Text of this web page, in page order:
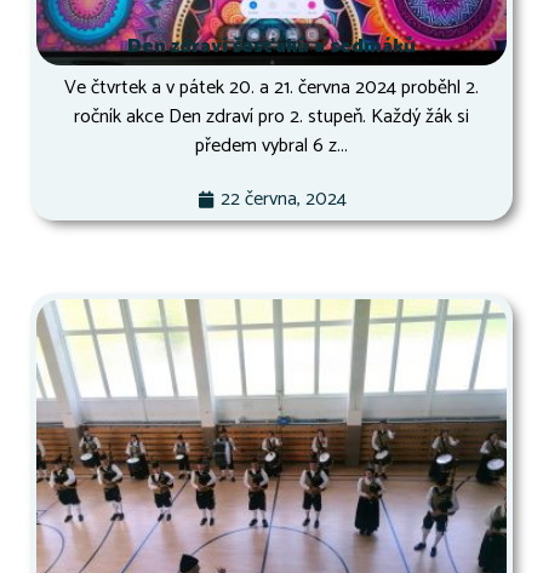
Den zdraví šesťáků a sedmáků
Ve čtvrtek a v pátek 20. a 21. června 2024 proběhl 2.
ročník akce Den zdraví pro 2. stupeň. Každý žák si
předem vybral 6 z...
22 června, 2024